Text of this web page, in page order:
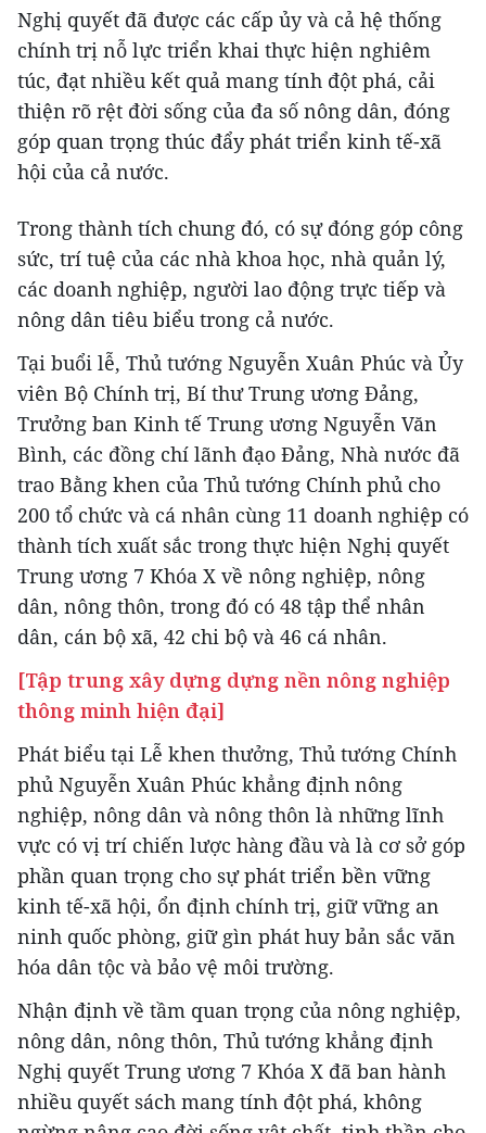
Nghị quyết đã được các cấp ủy và cả hệ thống
chính trị nỗ lực triển khai thực hiện nghiêm
túc, đạt nhiều kết quả mang tính đột phá, cải
thiện rõ rệt đời sống của đa số nông dân, đóng
góp quan trọng thúc đẩy phát triển kinh tế-xã
hội của cả nước.
Trong thành tích chung đó, có sự đóng góp công
sức, trí tuệ của các nhà khoa học, nhà quản lý,
các doanh nghiệp, người lao động trực tiếp và
nông dân tiêu biểu trong cả nước.
Tại buổi lễ, Thủ tướng Nguyễn Xuân Phúc và Ủy
viên Bộ Chính trị, Bí thư Trung ương Đảng,
Trưởng ban Kinh tế Trung ương Nguyễn Văn
Bình, các đồng chí lãnh đạo Đảng, Nhà nước đã
trao Bằng khen của Thủ tướng Chính phủ cho
200 tổ chức và cá nhân cùng 11 doanh nghiệp có
thành tích xuất sắc trong thực hiện Nghị quyết
Trung ương 7 Khóa X về nông nghiệp, nông
dân, nông thôn, trong đó có 48 tập thể nhân
dân, cán bộ xã, 42 chi bộ và 46 cá nhân.
[Tập trung xây dựng dựng nền nông nghiệp
thông minh hiện đại]
Phát biểu tại Lễ khen thưởng, Thủ tướng Chính
phủ Nguyễn Xuân Phúc khẳng định nông
nghiệp, nông dân và nông thôn là những lĩnh
vực có vị trí chiến lược hàng đầu và là cơ sở góp
phần quan trọng cho sự phát triển bền vững
kinh tế-xã hội, ổn định chính trị, giữ vững an
ninh quốc phòng, giữ gìn phát huy bản sắc văn
hóa dân tộc và bảo vệ môi trường.
Nhận định về tầm quan trọng của nông nghiệp,
nông dân, nông thôn, Thủ tướng khẳng định
Nghị quyết Trung ương 7 Khóa X đã ban hành
nhiều quyết sách mang tính đột phá, không